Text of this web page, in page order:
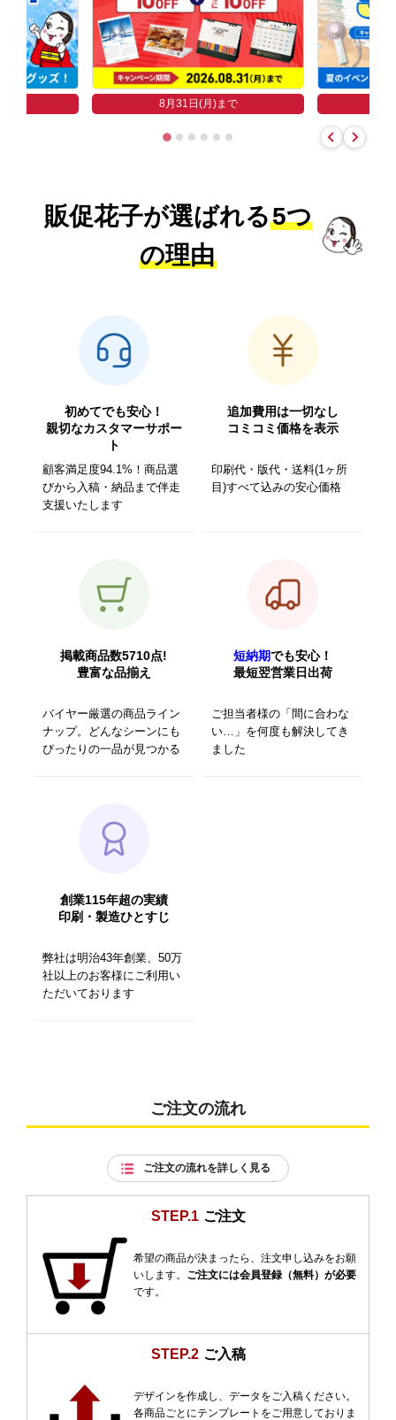
8月31日(月)まで
販促花子が選ばれる5つ
の理由
初めてでも安心！
親切なカスタマーサポー
ト
顧客満足度94.1%！商品選
びから入稿・納品まで伴走
支援いたします
追加費用は一切なし
コミコミ価格を表示
印刷代・版代・送料(1ヶ所
目)すべて込みの安心価格
掲載商品数5710点!
豊富な品揃え
バイヤー厳選の商品ライン
ナップ。どんなシーンにも
ぴったりの一品が見つかる
短納期でも安心！
最短翌営業日出荷
ご担当者様の「間に合わな
い…」を何度も解決してき
ました
創業115年超の実績
印刷・製造ひとすじ
弊社は明治43年創業、50万
社以上のお客様にご利用い
ただいております
ご注文の流れ
ご注文の流れを詳しく見る
STEP.1 ご注文
希望の商品が決まったら、注文申し込みをお願
いします。 ご注文には会員登録（無料）が必要
です。
STEP.2 ご入稿
デザインを作成し、データをご入稿ください。
各商品ごとにテンプレートをご用意しておりま